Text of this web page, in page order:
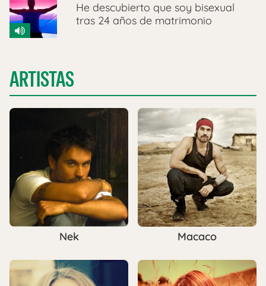
He descubierto que soy bisexual
tras 24 años de matrimonio
ARTISTAS
Nek Macaco